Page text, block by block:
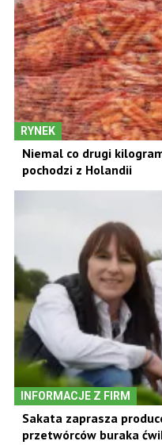
RYNEK
Niemal co drugi
pochodzi z Holandii
INFORMACJE Z FIRM
Sakata zaprasza
przetwórców buraka